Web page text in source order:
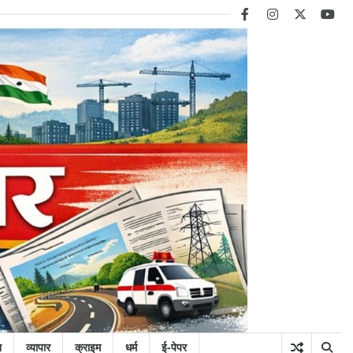
facebookinstagram
twitter
व्यापार क्राइम धर्म ई-पेपर